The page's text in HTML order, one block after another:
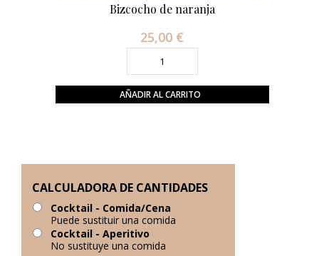
Bizcocho de naranja
25,00 €
AÑADIR AL CARRITO
CALCULADORA DE CANTIDADES
Cocktail - Comida/Cena
Puede sustituir una comida
Cocktail - Aperitivo
No sustituye una comida